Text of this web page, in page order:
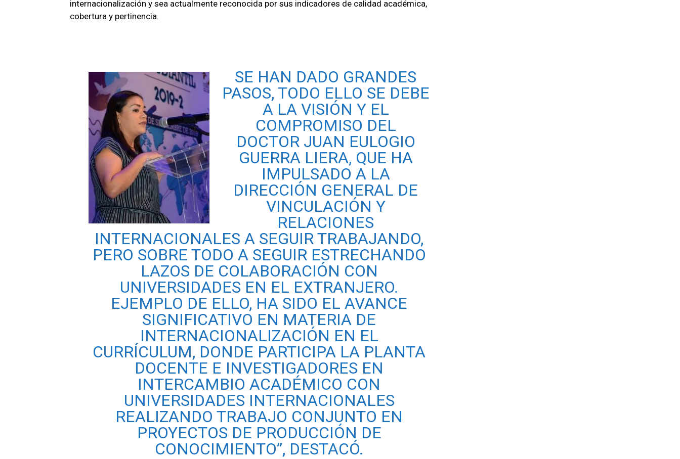
internacionalización y sea actualmente reconocida por sus indicadores de calidad académica,
cobertura y pertinencia.
SE HAN DADO GRANDES
PASOS, TODO ELLO SE DEBE
A LA VISIÓN Y EL
COMPROMISO DEL
DOCTOR JUAN EULOGIO
GUERRA LIERA, QUE HA
IMPULSADO A LA
DIRECCIÓN GENERAL DE
VINCULACIÓN Y
RELACIONES
INTERNACIONALES A SEGUIR TRABAJANDO,
PERO SOBRE TODO A SEGUIR ESTRECHANDO
LAZOS DE COLABORACIÓN CON
UNIVERSIDADES EN EL EXTRANJERO.
EJEMPLO DE ELLO, HA SIDO EL AVANCE
SIGNIFICATIVO EN MATERIA DE
INTERNACIONALIZACIÓN EN EL
CURRÍCULUM, DONDE PARTICIPA LA PLANTA
DOCENTE E INVESTIGADORES EN
INTERCAMBIO ACADÉMICO CON
UNIVERSIDADES INTERNACIONALES
REALIZANDO TRABAJO CONJUNTO EN
PROYECTOS DE PRODUCCIÓN DE
CONOCIMIENTO”, DESTACÓ.